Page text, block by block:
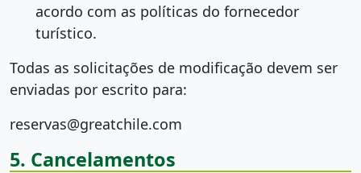
acordo com as políticas do fornecedor
turístico.
Todas as solicitações de modificação devem ser
enviadas por escrito para:
reservas@greatchile.com
5. Cancelamentos